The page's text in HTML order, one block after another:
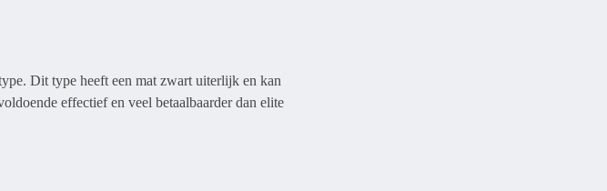
Dit type heeft een mat zwart uiterlijk en kan
effectief en veel betaalbaarder dan elite